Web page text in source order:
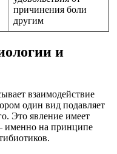
причинения боли
другим
и
взаимодействие
один вид подавляет
Это явление имеет
именно на принципе